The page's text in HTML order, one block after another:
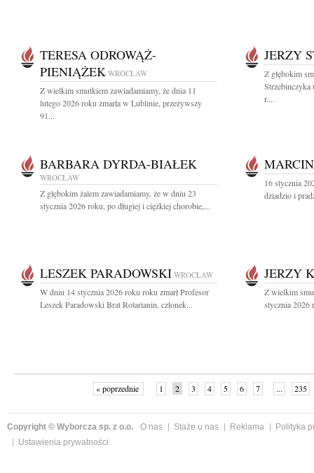
TERESA ODROWĄŻ-
PIENIĄŻEK WROCŁAW
Z wielkim smutkiem zawiadamiamy, że dnia 11
lutego 2026 roku zmarła w Lublinie, przeżywszy
91...
JERZY
Z głębokim
Strzebinczyka
r....
BARBARA DYRDA-BIAŁEK
WROCŁAW
Z głębokim żalem zawiadamiamy, że w dniu 23
stycznia 2026 roku, po długiej i ciężkiej chorobie,...
16 stycznia
dziadzio i
LESZEK PARADOWSKI WROCŁAW
W dniu 14 stycznia 2026 roku roku zmarł Profesor
Leszek Paradowski Brat Rotarianin, członek...
JERZY
Z wielkim
stycznia 2026
« poprzednie 1 2 3 4 5 6 7 ... 235
Copyright © Wyborcza sp. z o.o. O nas Staże u nas Reklama
Polityka
Ustawienia prywatności